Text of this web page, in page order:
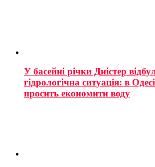
У басейні річки Дністер
гідрологічна ситуація: в
просить економити воду